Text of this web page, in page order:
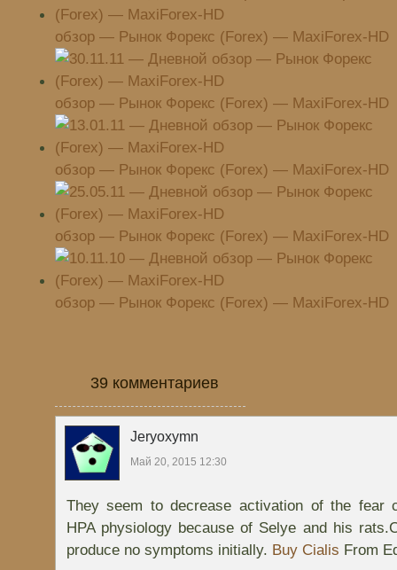
обзор — Рынок Форекс (Forex) — MaxiForex-HD
обзор — Рынок Форекс (Forex) — MaxiForex-HD
обзор — Рынок Форекс (Forex) — MaxiForex-HD
обзор — Рынок Форекс (Forex) — MaxiForex-HD
обзор — Рынок Форекс (Forex) — MaxiForex-HD
39 комментариев
Jeryoxymn
Май 20, 2015 12:30
They seem to decrease activation of the fear
HPA physiology because of Selye and his
produce no symptoms initially. Buy Cialis From